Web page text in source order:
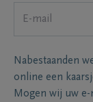
Nabestaanden
online een
Mogen wij uw e-